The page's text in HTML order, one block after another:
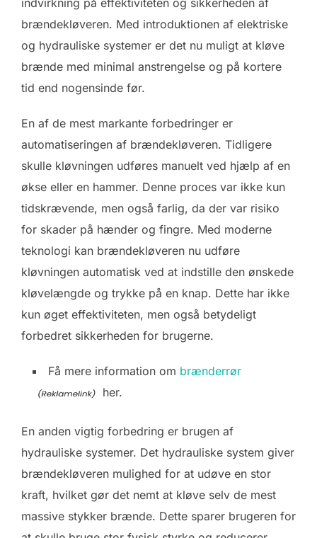
indvirkning på effektiviteten og sikkerheden af
brændekløveren. Med introduktionen af elektriske
og hydrauliske systemer er det nu muligt at kløve
brænde med minimal anstrengelse og på kortere
tid end nogensinde før.
En af de mest markante forbedringer er
automatiseringen af brændekløveren. Tidligere
skulle kløvningen udføres manuelt ved hjælp af en
økse eller en hammer. Denne proces var ikke kun
tidskrævende, men også farlig, da der var risiko
for skader på hænder og fingre. Med moderne
teknologi kan brændekløveren nu udføre
kløvningen automatisk ved at indstille den ønskede
kløvelængde og trykke på en knap. Dette har ikke
kun øget effektiviteten, men også betydeligt
forbedret sikkerheden for brugerne.
Få mere information om brænderrør
her.
En anden vigtig forbedring er brugen af
hydrauliske systemer. Det hydrauliske system giver
brændekløveren mulighed for at udøve en stor
kraft, hvilket gør det nemt at kløve selv de mest
massive stykker brænde. Dette sparer brugeren for